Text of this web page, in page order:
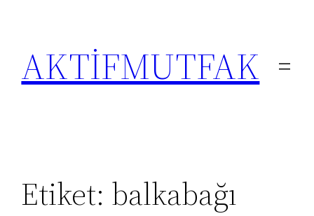
AKTİFMUTFAK
Etiket: balkabağı